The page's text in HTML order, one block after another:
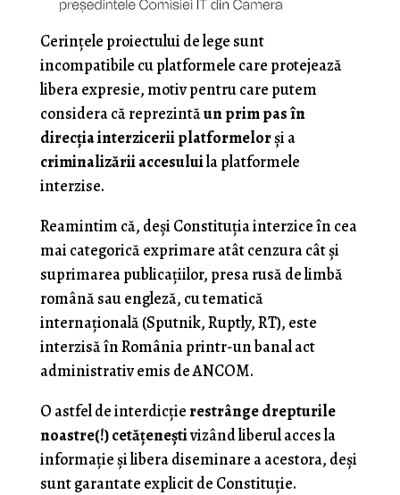
Cerințele proiectului de lege sunt
incompatibile cu platformele care protejează
libera expresie, motiv pentru care putem
considera că reprezintăun prim pas în
direcția interzicerii platformelorși a
criminalizării accesuluila platformele
interzise.
Reamintim că, deși Constituția interzice în cea
mai categorică exprimare atât cenzura cât și
suprimarea publicațiilor, presa rusă de limbă
română sau engleză, cu tematică
internațională (Sputnik, Ruptly, RT), este
interzisă în România printr-un banal act
administrativ emis de ANCOM.
O astfel de interdicțierestrânge drepturile
noastre(!) cetățeneștivizând liberul acces la
informație și libera diseminare a acestora, deși
sunt garantate explicit de Constituție.